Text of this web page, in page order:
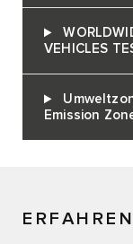
VEHICLES
Emission